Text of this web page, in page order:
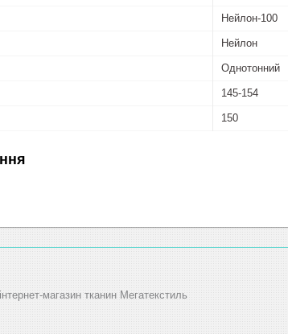
Нейлон-100
Нейлон
Однотонний
145-154
150
магазин тканин Мегатекстиль